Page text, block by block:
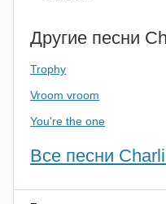
Другие песни
Trophy
Vroom vroom
You're the one
Все песни